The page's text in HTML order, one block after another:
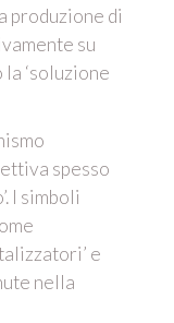
produzione di
su
‘soluzione
spesso
I simboli
e
nella